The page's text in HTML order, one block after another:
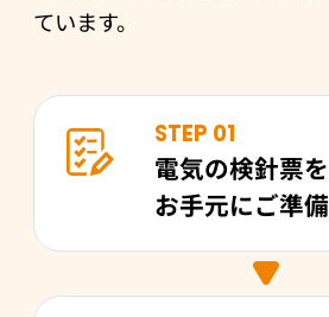
ています。
STEP 01
電気の検針票を
お手元にご準備